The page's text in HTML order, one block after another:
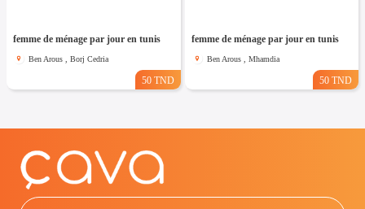
femme de ménage par jour en tunis
Ben Arous , Borj Cedria
50 TND
femme de ménage par jour en tunis
Ben Arous , Mhamdia
50 TND